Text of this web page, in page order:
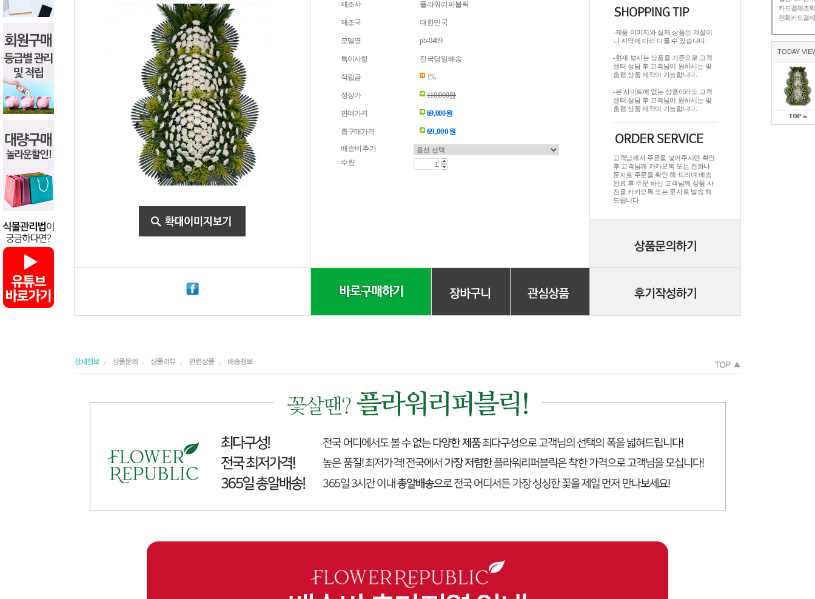
카드결제조회
전화카드결제
TODAY
제조사 플라워리퍼블릭
제조국 대한민국
모델명 pb-0469
특이사항 전국당일배송
적립금 1%
정상가 110,000원
판매가격 69,000원
총구매가격 69,000원
배송비추가
수량
-제품 이미지와 실제 상품은 계절이
나 지역에 따라 다를 수 있습니다.
-현재 보시는 상품을 기준으로 고객
센터 상담 후 고객님이 원하시는 맞
춤형 상품 제작이 가능합니다.
-본 사이트에 없는 상품이라도 고객
센터 상담 후 고객님이 원하시는 맞
춤형 상품 제작이 가능합니다.
고객님께서 주문을 넣어주시면 확인
후 고객님께 카카오톡 또는 전화나
문자로 주문을 확인 해 드리며.배송
완료 후 주문 하신 고객님께 상품 사
진을 카카오톡 또는 문자로 발송 해
드립니다.